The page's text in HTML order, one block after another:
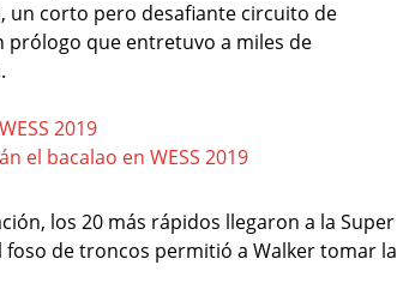
un corto pero desafiante circuito de
prólogo que entretuvo a miles de
2019
el bacalao en WESS 2019
los 20 más rápidos llegaron a la Super
de troncos permitió a Walker tomar la